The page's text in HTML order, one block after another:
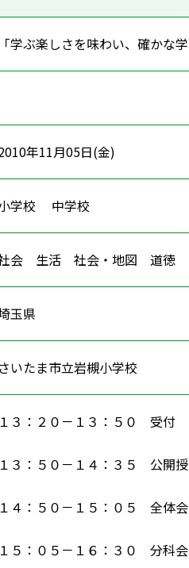
「学ぶ楽しさを味わい、確かな
年11月05日(金)
学校 中学校
会 生活 社会・地図 道
玉県
さいたま市立岩槻小学校
１３：２０－１３：５０ 受付
１３：５０－１４：３５ 公開
１４：５０－１５：０５ 全体会
１５：０５－１６：３０ 分科会